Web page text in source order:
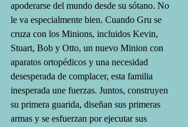
apoderarse del mundo desde su sótano. No
le va especialmente bien. Cuando Gru se
cruza con los Minions, incluidos Kevin,
Stuart, Bob y Otto, un nuevo Minion con
aparatos ortopédicos y una necesidad
desesperada de complacer, esta familia
inesperada une fuerzas. Juntos, construyen
su primera guarida, diseñan sus primeras
armas y se esfuerzan por ejecutar sus